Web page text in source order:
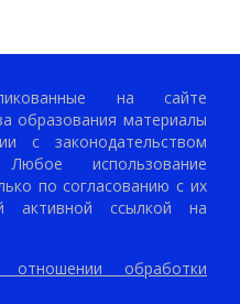
на сайте
образования материалы
с законодательством
использование
по согласованию с их
активной ссылкой на
обработки